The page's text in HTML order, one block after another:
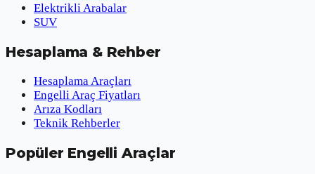
Elektrikli Arabalar
SUV
Hesaplama & Rehber
Hesaplama Araçları
Engelli Araç Fiyatları
Arıza Kodları
Teknik Rehberler
Popüler Engelli Araçlar